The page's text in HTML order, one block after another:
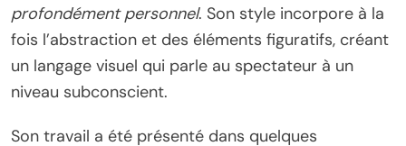
profondément personnel. Son style incorpore à la
fois l’abstraction et des éléments figuratifs, créant
un langage visuel qui parle au spectateur à un
niveau subconscient.
Son travail a été présenté dans quelques